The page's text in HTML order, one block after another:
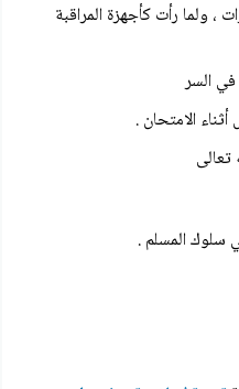
ولما رأت كأجهزة المراقبة
السر
الامتحان .
سلوك المسلم .